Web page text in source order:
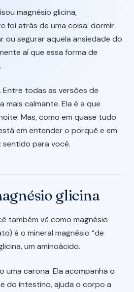
magnésio glicina,
foi atrás de uma coisa: dormir
ou segurar aquela ansiedade do
aí que essa forma de
todas as versões de
mais calmante. Ela é a que
Mas, como em quase tudo
em entender o porquê e em
sentido para você.
glicina
também vê como magnésio
é o mineral magnésio “de
um aminoácido.
uma carona. Ela acompanha o
do intestino, ajuda o corpo a